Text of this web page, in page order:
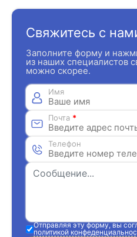
Свяжитесь с
Заполните форму и
из наших специалистов
можно скорее.
Имя
Почта *
Телефон
Отправляя эту форму, вы
политикой